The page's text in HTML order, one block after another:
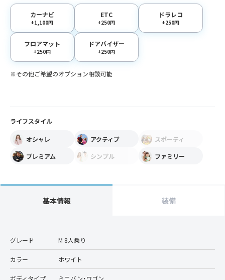
カーナビ
+1,100円
ETC
+250円
ドラレコ
+250円
フロアマット
+250円
ドアバイザー
+250円
※その他ご希望のオプション相談可能
ライフスタイル
オシャレ アクティブ
スポーティ
プレミアム
シンプル ファミリー
基本情報 装備
グレード M 8人乗り
カラー ホワイト